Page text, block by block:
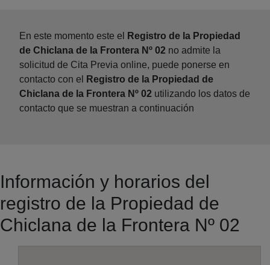
En este momento este el
Registro de la Propiedad
de Chiclana de la Frontera Nº 02 no admite la
solicitud de Cita Previa online, puede ponerse en
contacto con el
Registro de la Propiedad de
Chiclana de la Frontera Nº 02 utilizando los datos de
contacto que se muestran a continuación
Información y horarios del
registro de la Propiedad de
Chiclana de la Frontera Nº 02